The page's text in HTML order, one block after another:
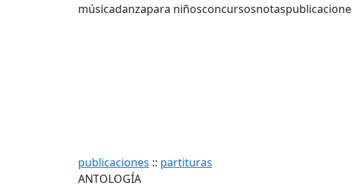
músicadanzapara niñosconcursosnotas
publicaciones :: partituras
ANTOLOGÍA